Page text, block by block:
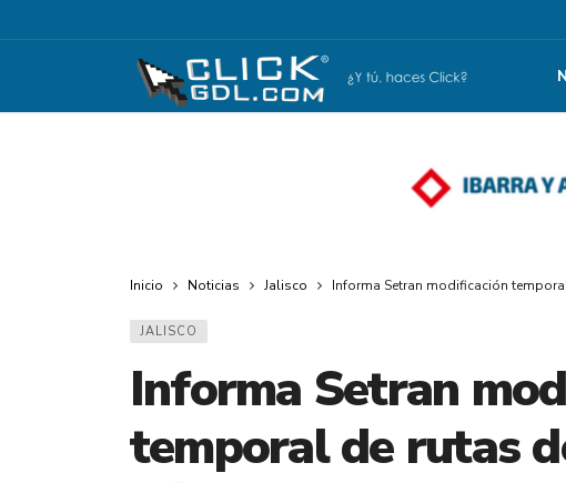
Inicio Noticias Jalisco Informa Setran modificación
JALISCO
Informa Setran
temporal de rutas